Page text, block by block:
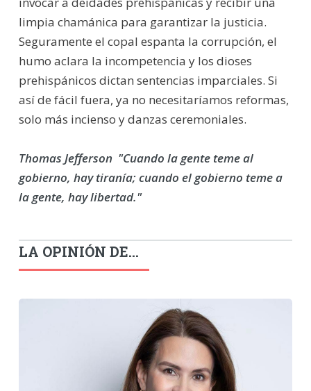
limpia chamánica para garantizar la justicia.
Seguramente el copal espanta la corrupción, el
humo aclara la incompetencia y los dioses
prehispánicos dictan sentencias imparciales. Si
así de fácil fuera, ya no necesitaríamos reformas,
solo más incienso y danzas ceremoniales.
Thomas Jefferson  "Cuando la gente teme al
gobierno, hay tiranía; cuando el gobierno teme a
la gente, hay libertad."
LA OPINIÓN DE...